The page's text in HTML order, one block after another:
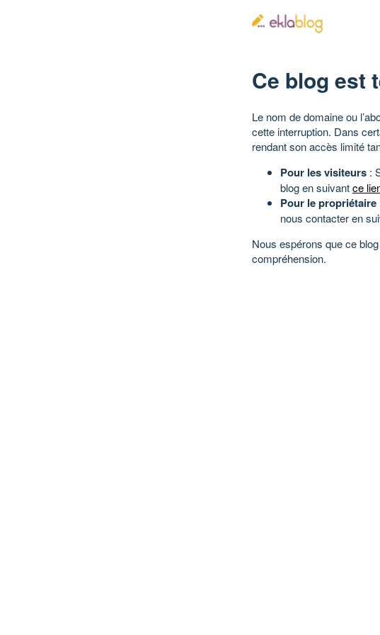
Ce blog est
Le nom de domaine ou
cette interruption. Dans
rendant son accès limité
Pour les visiteurs :
blog en suivantce
Pour le propriétaire
nous contacter en
Nous espérons que ce
compréhension.